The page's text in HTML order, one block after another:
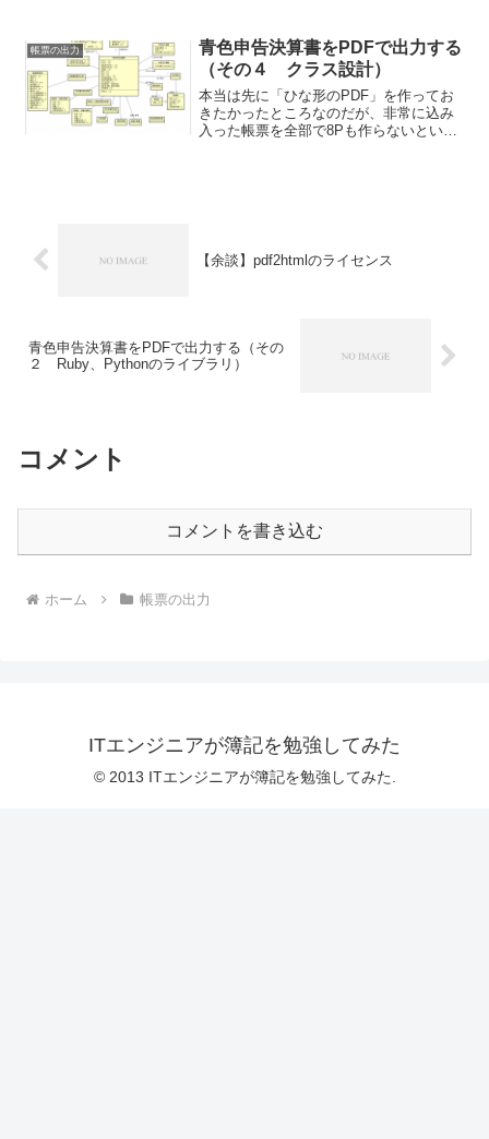
えるサーバー環境でないといけないし、
レンサバやクラ...
帳票の出力
青色申告決算書をPDFで出力する
（その４ クラス設計）
本当は先に「ひな形のPDF」を作ってお
きたかったところなのだが、非常に込み
入った帳票を全部で8Pも作らないといけ
【余談】pdf2htmlのライセンス
青色申告決算書をPDFで出力する（その
２ Ruby、Pythonのライブラリ）
コメント
コメントを書き込む
ホーム 帳票の出力
ITエンジニアが簿記を勉強してみた
© 2013 ITエンジニアが簿記を勉強してみた.